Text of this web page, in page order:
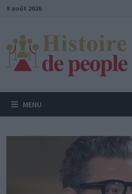
Passer
contenu
9 août 2026
MENU